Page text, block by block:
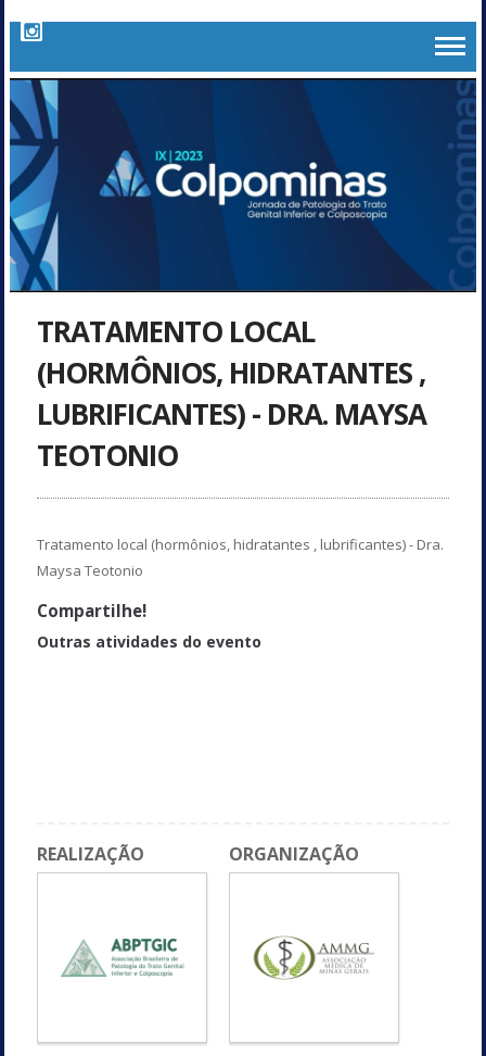
TRATAMENTO LOCAL
(HORMÔNIOS, HIDRATANTES ,
LUBRIFICANTES) - DRA. MAYSA
TEOTONIO
Tratamento local (hormônios, hidratantes , lubrificantes) - Dra.
Maysa Teotonio
Compartilhe!
Outras atividades do evento
REALIZAÇÃO ORGANIZAÇÃO